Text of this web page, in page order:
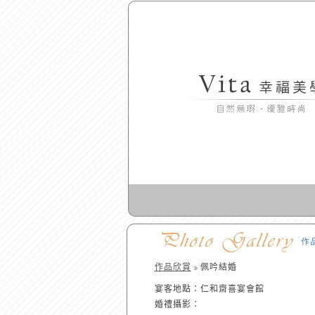
作品欣賞 佩吟結婚
宴客地點：仁和齋喜宴會館
婚禮攝影：